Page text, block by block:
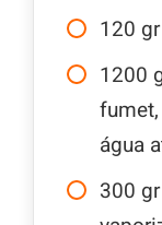
120 gr
1200
água
300 gr